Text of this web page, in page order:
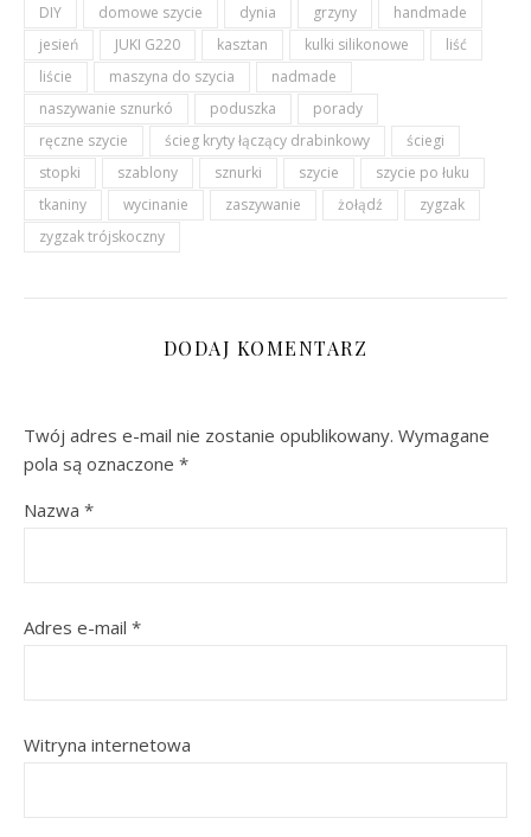
DIY domowe szycie dynia grzyny
handmade
jesień
JUKI G220 kasztan kulki silikonowe
liść
liście
maszyna do szycia
nadmade
naszywanie sznurkó
poduszka
porady
ręczne szycie
ścieg kryty łączący drabinkowy
ściegi
stopki
szablony sznurki szycie
szycie po łuku
tkaniny
wycinanie zaszywanie żołądź
zygzak
zygzak trójskoczny
DODAJ KOMENTARZ
Twój adres e-mail nie zostanie opublikowany. Wymagane
pola są oznaczone *
Nazwa *
Adres e-mail *
Witryna internetowa